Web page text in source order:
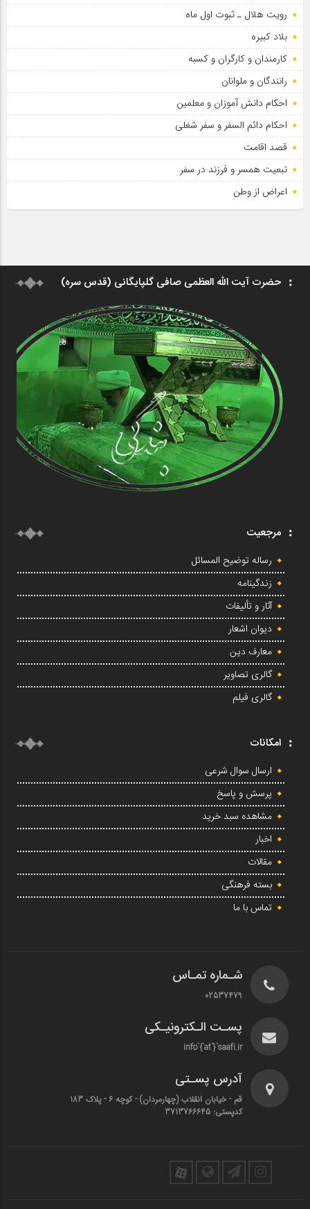
رویت هلال ـ ثبوت اول ماه
بلاد کبیره
کارمندان و کارگران و کسبه
رانندگان و ملوانان
احکام دانش آموزان و معلمین
احکام دائم السفر و سفر شغلی
قصد اقامت
تبعیت همسر و فرزند در سفر
اعراض از وطن
حضرت آیت الله العظمی صافی گلپایگانی (قدس سره)
مرجعیت
رساله توضیح المسائل
زندگینامه
آثار و تألیفات
دیوان اشعار
معارف دین
گالری تصاویر
گالری فیلم
امکانات
ارسال سوال شرعی
پرسش و پاسخ
مشاهده سبد خرید
اخبار
مقالات
بسته فرهنگی
تماس با ما
شـماره تمـاس
02537479
پسـت الـکترونیـکی
info`{`at`}`saafi.ir
آدرس پسـتی
قم - خیابان انقلاب (چهارمردان)‌ - کوچه 6 - پلاک 183
کدپستی: 3713766645